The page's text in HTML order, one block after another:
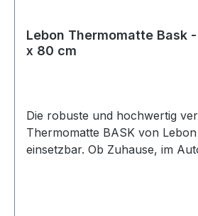
Lebon Thermomatte Bask
x 80 cm
Die robuste und hochwertig
Thermomatte BASK von
einsetzbar. Ob Zuhause, im